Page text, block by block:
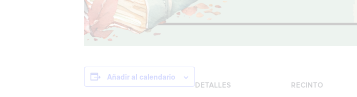
Añadir al calendario
DETALLES RECINTO